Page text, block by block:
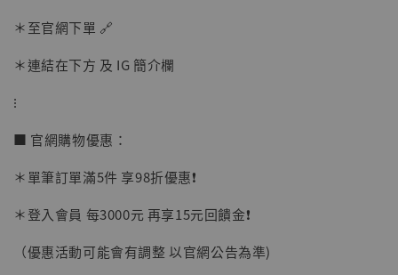
＊至官網下單 🔗
＊連結在下方 及 IG 簡介欄
⁝
■ 官網購物優惠：
＊單筆訂單滿5件 享98折優惠❗️
＊登入會員 每3000元 再享15元回饋金❗️
（優惠活動可能會有調整 以官網公告為準)